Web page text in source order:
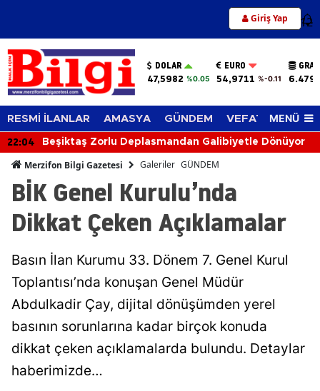
Giriş Yap 12
DOLAR
47,5982 %0.05
EURO
54,9711 %-0.11
RESMİ İLANLAR AMASYA GÜNDEM VEFAT EDENLER
MENÜ
21:50 Amasya Üniversitesi'nde Teknoloji Heyecanı
Merzifon Bilgi Gazetesi Galeriler GÜNDEM
BİK Genel Kurulu’nda
Dikkat Çeken Açıklamalar
Basın İlan Kurumu 33. Dönem 7. Genel Kurul
Toplantısı’nda konuşan Genel Müdür
Abdulkadir Çay, dijital dönüşümden yerel
basının sorunlarına kadar birçok konuda
dikkat çeken açıklamalarda bulundu. Detaylar
haberimizde…